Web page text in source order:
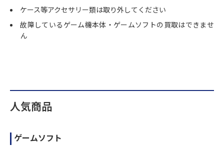
ケース等アクセサリー類は取り外してください
故障しているゲーム機本体・ゲームソフトの買取はできませ
ん
人気商品
ゲームソフト